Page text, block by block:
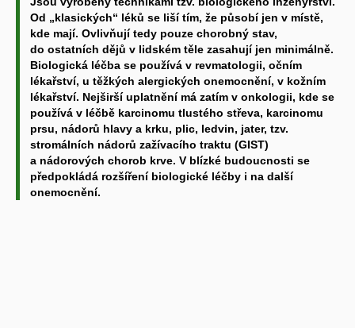
Od „klasických“ léků se liší tím, že působí jen v místě,
kde mají. Ovlivňují tedy pouze chorobný stav,
do ostatních dějů v lidském těle zasahují jen minimálně.
Biologická léčba se používá v revmatologii, očním
lékařství, u těžkých alergických onemocnění, v kožním
lékařství. Nejširší uplatnění má zatím v onkologii, kde se
používá v léčbě karcinomu tlustého střeva, karcinomu
prsu, nádorů hlavy a krku, plic, ledvin, jater, tzv.
stromálních nádorů zažívacího traktu (GIST)
a nádorových chorob krve. V blízké budoucnosti se
předpokládá rozšíření biologické léčby i na další
onemocnění.